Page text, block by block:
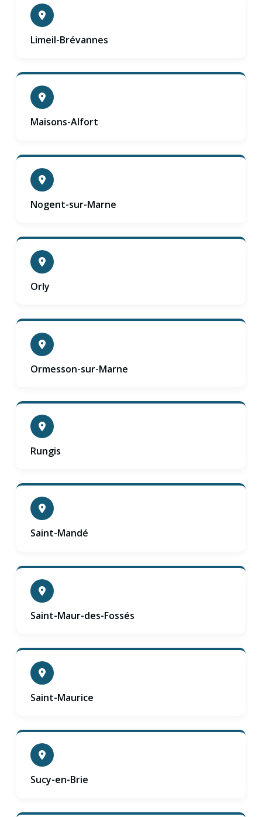
Limeil-Brévannes
Maisons-Alfort
Nogent-sur-Marne
Orly
Ormesson-sur-Marne
Rungis
Saint-Mandé
Saint-Maur-des-Fossés
Saint-Maurice
Sucy-en-Brie